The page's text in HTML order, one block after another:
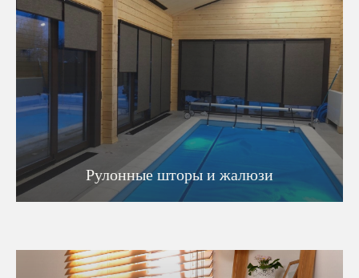
Рулонные шторы и жалюзи